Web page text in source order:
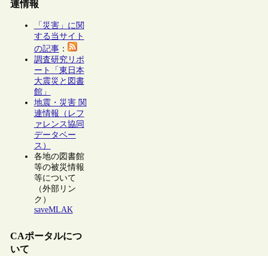
連情報
「災害」に関
する当サイト
の記事：
調査研究リポ
ート「東日本
大震災と図書
館」
地震・災害 関
連情報（レフ
ァレンス協同
データベー
ス）
各地の図書館
等の被災情報
等について
（外部リン
ク）
saveMLAK
CAポータルにつ
いて